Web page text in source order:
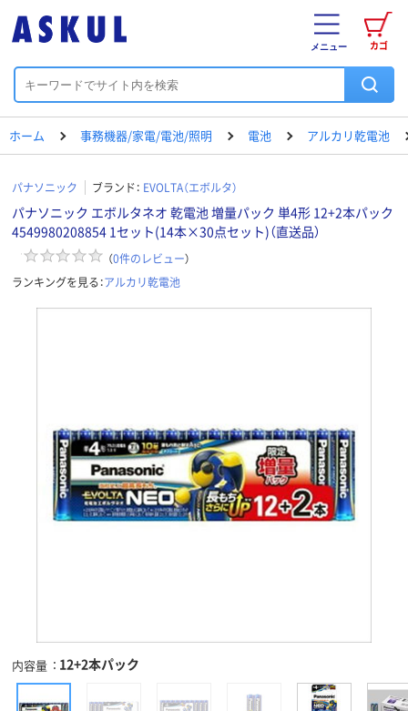
カゴ
メニュー
ホーム 事務機器/家電/電池/照明 電池 アルカリ乾電池
パナソニック ブランド： EVOLTA（エボルタ）
パナソニック エボルタネオ 乾電池 増量パック 単4形 12+2本パック
4549980208854 1セット(14本×30点セット)（直送品）
（0件のレビュー）
ランキングを見る：アルカリ乾電池
内容量 12+2本パック